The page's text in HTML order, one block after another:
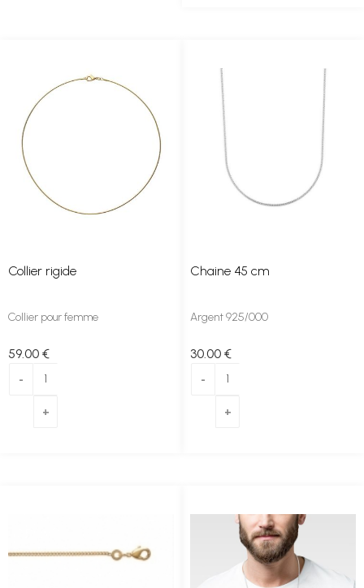
Collier rigide
Collier pour femme
59.00 €
Chaine 45 cm
Argent 925/000
30.00 €